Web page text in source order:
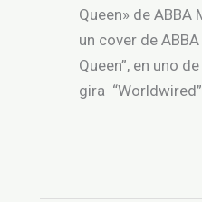
Queen» de ABBA
un cover de
Queen”, en uno
gira